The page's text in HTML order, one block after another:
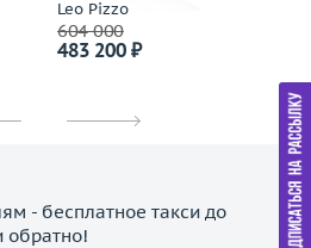
Leo Pizzo
604 000
483 200 ₽
- бесплатное такси до
обратно!